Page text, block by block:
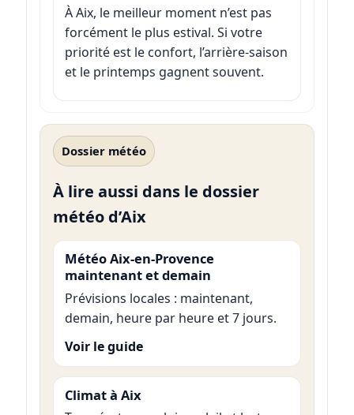
À Aix, le meilleur moment n’est pas
forcément le plus estival. Si votre
priorité est le confort, l’arrière-saison
et le printemps gagnent souvent.
Dossier météo
À lire aussi dans le dossier
météo d’Aix
Météo Aix-en-Provence
maintenant et demain
Prévisions locales : maintenant,
demain, heure par heure et 7 jours.
Voir le guide
Climat à Aix